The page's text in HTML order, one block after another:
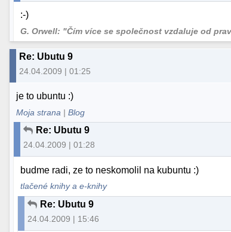
:-)
G. Orwell: "Čím více se společnost vzdaluje od
Re: Ubutu 9
24.04.2009 | 01:25
je to ubuntu :)
Moja strana |Blog
Re: Ubutu 9
24.04.2009 | 01:28
budme radi, ze to neskomolil na kubuntu :)
tlačené knihy a e-knihy
Re: Ubutu 9
24.04.2009 | 15:46